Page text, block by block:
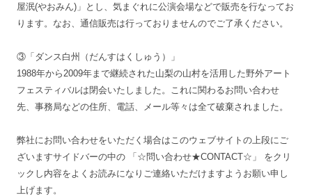
屋泯(やおみん)」とし、気まぐれに公演会場などで販売を行なってお
ります。なお、通信販売は行っておりませんのでご了承ください。
③「ダンス白州（だんすはくしゅう）」
1988年から2009年まで継続された山梨の山村を活用した野外アート
フェスティバルは閉会いたしました。これに関わるお問い合わせ
先、事務局などの住所、電話、メール等々は全て破棄されました。
弊社にお問い合わせをいただく場合はこのウェブサイトの上段にご
ざいますサイドバーの中の 「☆問い合わせ★CONTACT☆」 をクリ
ックし内容をよくお読みになりご連絡いただけますようお願い申し
上げます。